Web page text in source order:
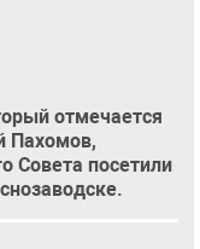
отмечается
Пахомов,
Совета посетили